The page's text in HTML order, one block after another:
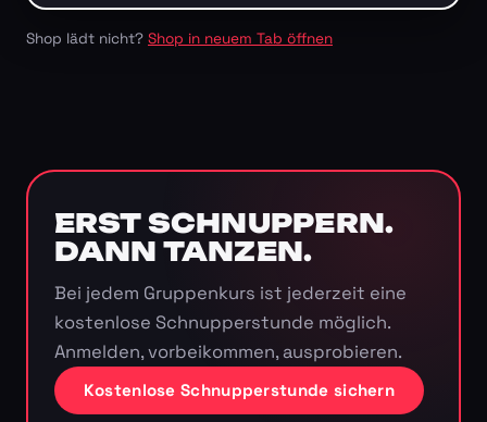
Shop lädt nicht? Shop in neuem Tab öffnen
ERST SCHNUPPERN.
DANN TANZEN.
Bei jedem Gruppenkurs ist jederzeit eine
kostenlose Schnupperstunde möglich.
Anmelden, vorbeikommen, ausprobieren.
Kostenlose Schnupperstunde sichern